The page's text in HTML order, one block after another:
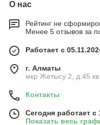
О нас
Рейтинг не
Менее 5 отзывов за
Работает с
г. Алматы
мкр Жетысу 2, д.45
Контакты
Сегодня работает с
Показать весь